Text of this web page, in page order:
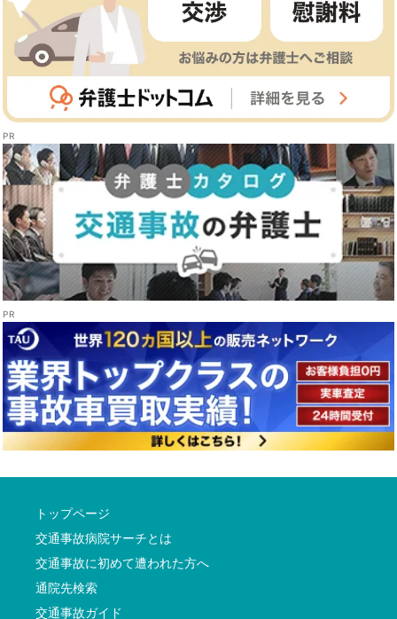
トップページ
交通事故病院サーチとは
交通事故に初めて遭われた方へ
通院先検索
交通事故ガイド